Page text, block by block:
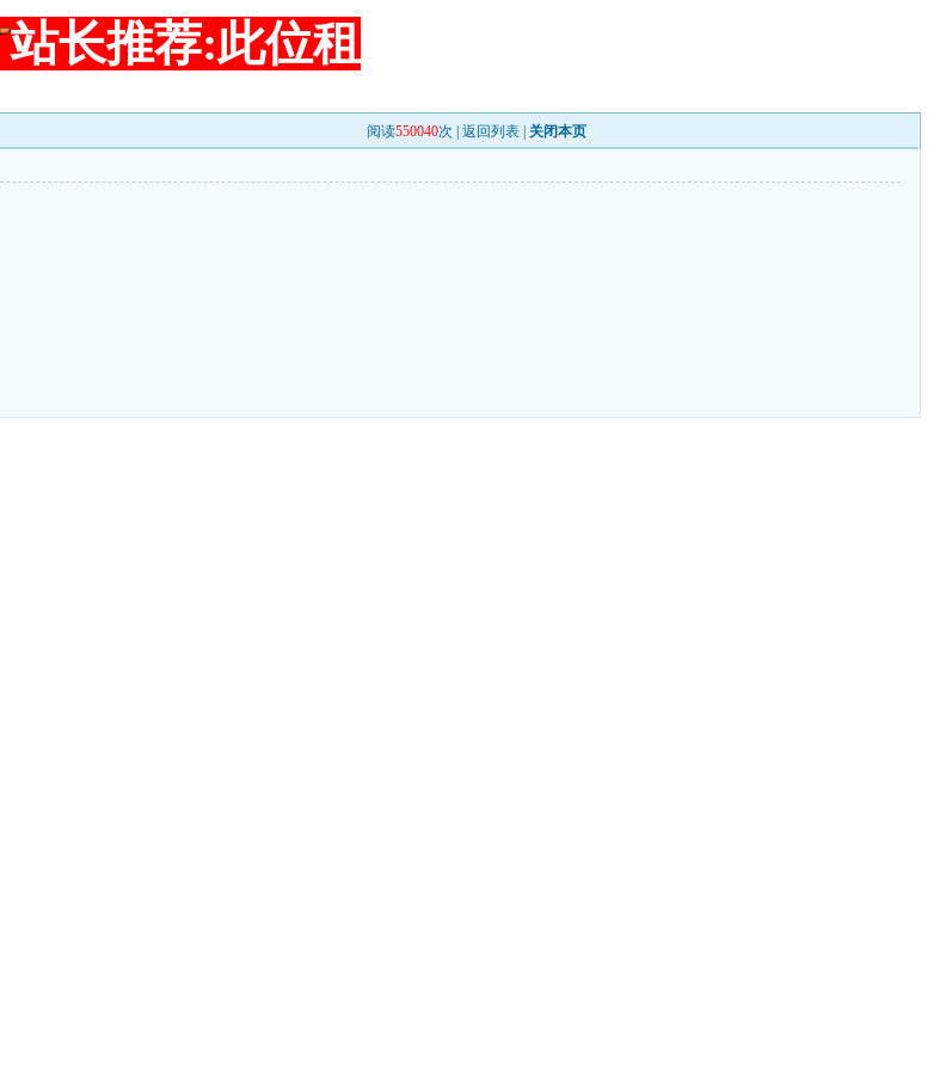
站长推荐:此位租
阅读550040次 |返回列表 关闭本页